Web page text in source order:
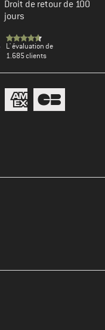
Droit de retour de 100
jours
L' évaluation de
1.685 clients
compte client à la